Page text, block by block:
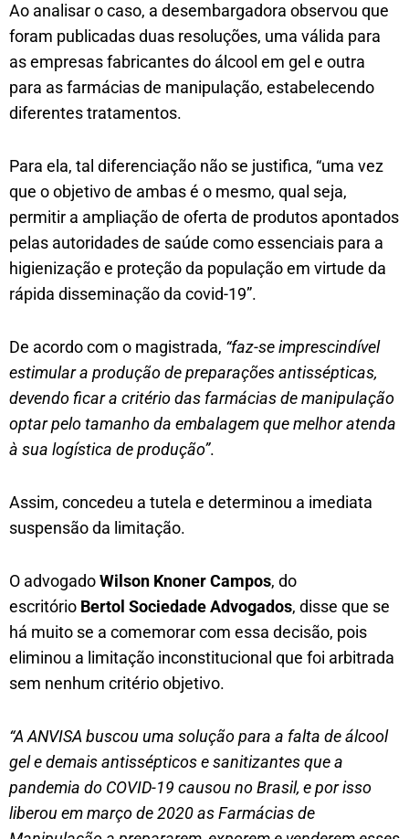
Ao analisar o caso, a desembargadora observou que
foram publicadas duas resoluções, uma válida para
as empresas fabricantes do álcool em gel e outra
para as farmácias de manipulação, estabelecendo
diferentes tratamentos.
Para ela, tal diferenciação não se justifica, “uma vez
que o objetivo de ambas é o mesmo, qual seja,
permitir a ampliação de oferta de produtos apontados
pelas autoridades de saúde como essenciais para a
higienização e proteção da população em virtude da
rápida disseminação da covid-19”.
De acordo com o magistrada, “faz-se imprescindível
estimular a produção de preparações antissépticas,
devendo ficar a critério das farmácias de manipulação
optar pelo tamanho da embalagem que melhor atenda
à sua logística de produção”.
Assim, concedeu a tutela e determinou a imediata
suspensão da limitação.
O advogadoWilson Knoner Campos, do
escritório Bertol Sociedade Advogados, disse que se
há muito se a comemorar com essa decisão, pois
eliminou a limitação inconstitucional que foi arbitrada
sem nenhum critério objetivo.
“A ANVISA buscou uma solução para a falta de álcool
gel e demais antissépticos e sanitizantes que a
pandemia do COVID-19 causou no Brasil, e por isso
liberou em março de 2020 as Farmácias de